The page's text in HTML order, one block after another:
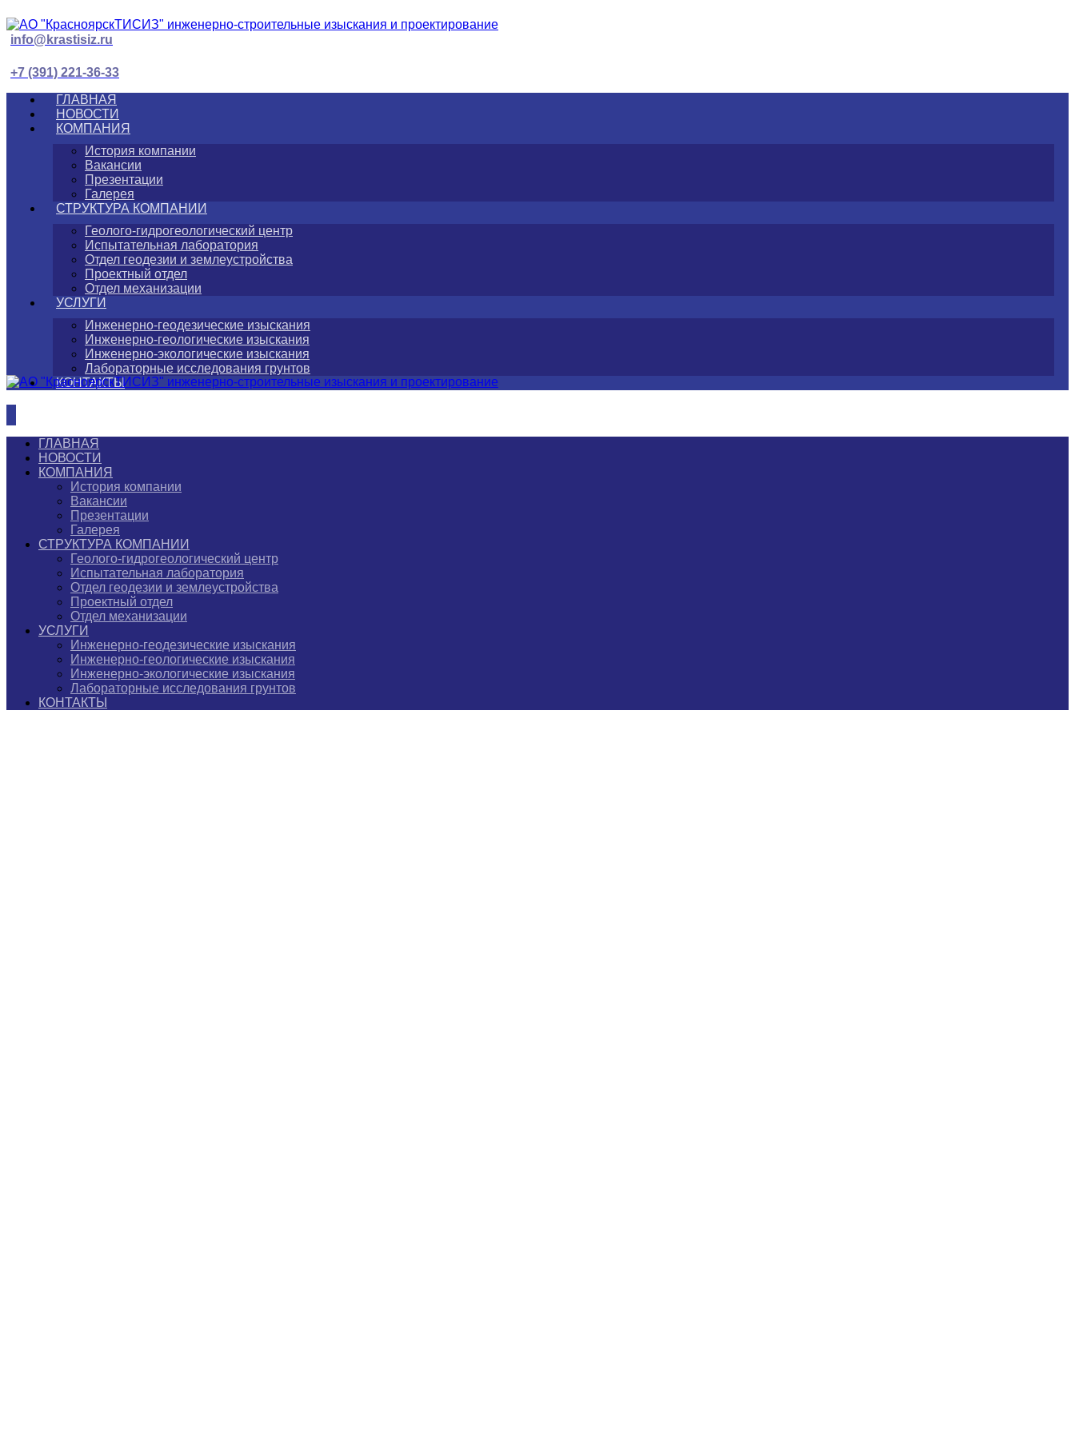
info@krastisiz.ru
+7 (391) 221-36-33
ГЛАВНАЯ
НОВОСТИ
КОМПАНИЯ
История компании
Вакансии
Презентации
Галерея
СТРУКТУРА КОМПАНИИ
Геолого-гидрогеологический центр
Испытательная лаборатория
Отдел геодезии и землеустройства
Проектный отдел
Отдел механизации
УСЛУГИ
Инженерно-геодезические изыскания
Инженерно-геологические изыскания
Инженерно-экологические изыскания
Лабораторные исследования грунтов
КОНТАКТЫ
ГЛАВНАЯ
НОВОСТИ
КОМПАНИЯ
История компании
Вакансии
Презентации
Галерея
СТРУКТУРА КОМПАНИИ
Геолого-гидрогеологический центр
Испытательная лаборатория
Отдел геодезии и землеустройства
Проектный отдел
Отдел механизации
УСЛУГИ
Инженерно-геодезические изыскания
Инженерно-геологические изыскания
Инженерно-экологические изыскания
Лабораторные исследования грунтов
КОНТАКТЫ